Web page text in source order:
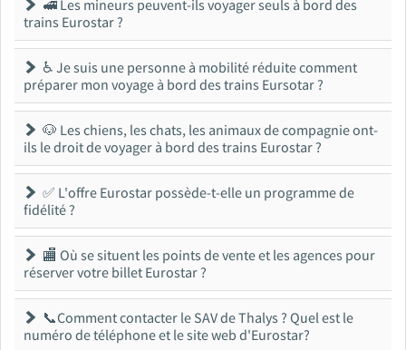
🚅 Les mineurs peuvent-ils voyager seuls à bord des
trains Eurostar ?
♿ Je suis une personne à mobilité réduite comment
préparer mon voyage à bord des trains Eursotar ?
🐶 Les chiens, les chats, les animaux de compagnie ont-
ils le droit de voyager à bord des trains Eurostar ?
✅ L'offre Eurostar possède-t-elle un programme de
fidélité ?
🏬 Où se situent les points de vente et les agences pour
réserver votre billet Eurostar ?
📞Comment contacter le SAV de Thalys ? Quel est le
numéro de téléphone et le site web d'Eurostar?